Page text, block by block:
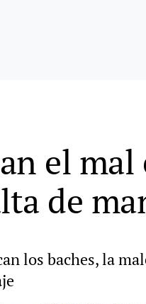
el mal
de
los baches, la